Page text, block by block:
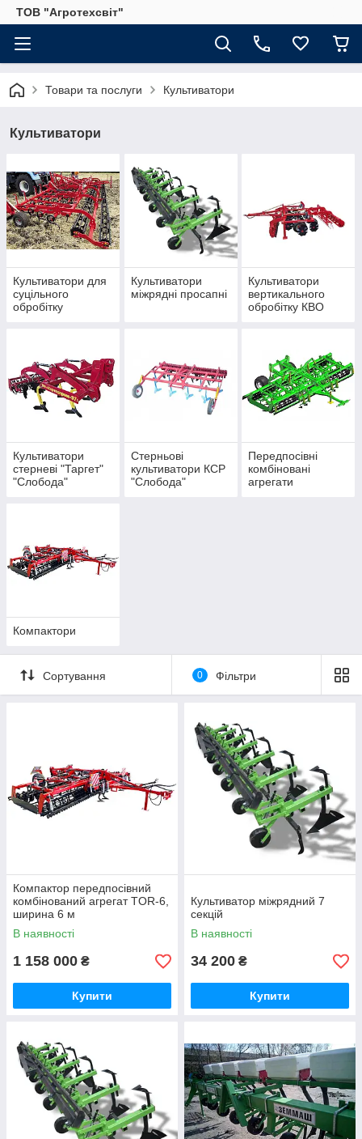
ТОВ "Агротехсвіт"
Товари та послуги Культиватори
Культиватори
Культиватори для
суцільного
обробітку
Культиватори
міжрядні просапні
Культиватори
вертикального
обробітку КВО
Культиватори
стерневі "Таргет"
"Слобода"
Стерньові
культиватори КСР
"Слобода"
Передпосівні
комбіновані
агрегати
Компактори
Сортування 0 Фільтри
Компактор передпосівний
комбінований агрегат TOR-6,
ширина 6 м
В наявності
1 158 000 ₴
Купити
Культиватор міжрядний 7
секцій
В наявності
34 200 ₴
Купити